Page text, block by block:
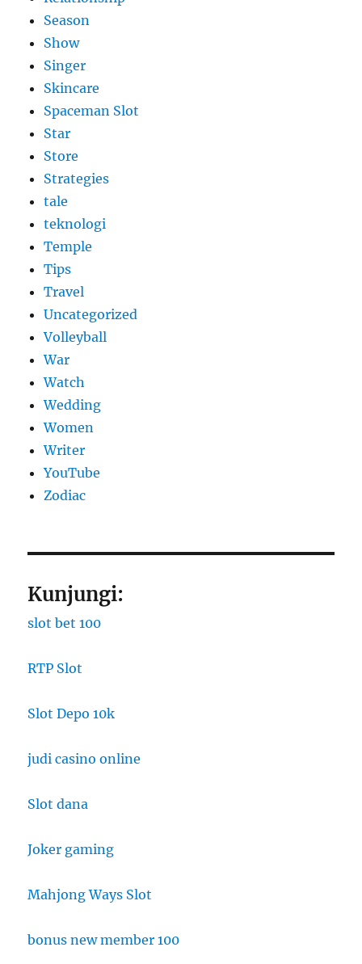
Season
Show
Singer
Skincare
Spaceman Slot
Star
Store
Strategies
tale
teknologi
Temple
Tips
Travel
Uncategorized
Volleyball
War
Watch
Wedding
Women
Writer
YouTube
Zodiac
Kunjungi:
slot bet 100
RTP Slot
Slot Depo 10k
judi casino online
Slot dana
Joker gaming
Mahjong Ways Slot
bonus new member 100